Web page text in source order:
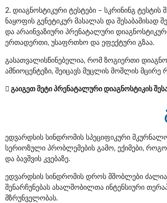
2. დიაგნოსტიკური ტესტები – სკრინინგ
ნაყოფის გენეტიკურ მასალას და შესაბამისად
და არაინვაზიური პრენატალური
ერთადერთი, უსაფრთხო და ეფექტური გზაა.
გასათვალისწინებელია, რომ ზოგიერთი
ამნიოცენტეზი, შეიცავს მუცლის მოშლის მცირე
 გაიგეთ მეტი პრენატალური დიაგნოსტიკის
ედვარდსის სინდრომის სპეციფიკური
სერიოზული პრობლემების გამო, ექიმები,
და ბავშვის კვებაზე.
ედვარდსის სინდრომის დროს მშობლები
შენარჩუნებას ახალშობილთა ინტენსიური
მზრუნველობას.